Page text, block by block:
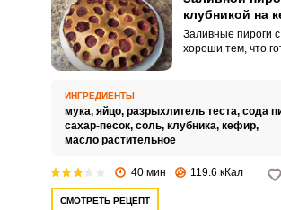
клубникой на
Заливные пироги
хороши тем, что
использование
ИНГРЕДИЕНТЫ
мука, яйцо, разрыхлитель теста, сода
сахар-песок, соль, клубника, кефир,
масло растительное
40 мин 119.6 кКал
СМОТРЕТЬ РЕЦЕПТ